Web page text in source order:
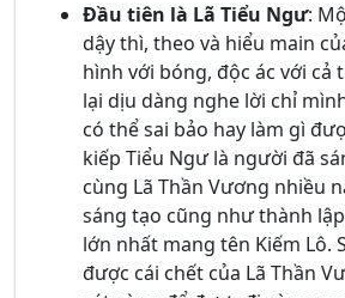
Đầu tiên là Lã Tiểu Ngư:
dậy thì, theo và hiểu main
hình với bóng, độc ác với cả
lại dịu dàng nghe lời chỉ
có thể sai bảo hay làm gì
kiếp Tiểu Ngư là người đã
cùng Lã Thần Vương nhiều
sáng tạo cũng như thành
lớn nhất mang tên Kiếm Lô.
được cái chết của Lã Thần